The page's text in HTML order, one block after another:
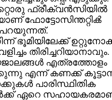
മറ്റൊരു ഫ്രീക്വൻസിയിൽ
ഫോട്ടോസിന്തറ്റിൿ
ഭൂമിയിലേക്ക്
എത്രത്തോളം
എന്ന് കണക്ക്
പാരിസ്ഥിതിക
ഏറെ